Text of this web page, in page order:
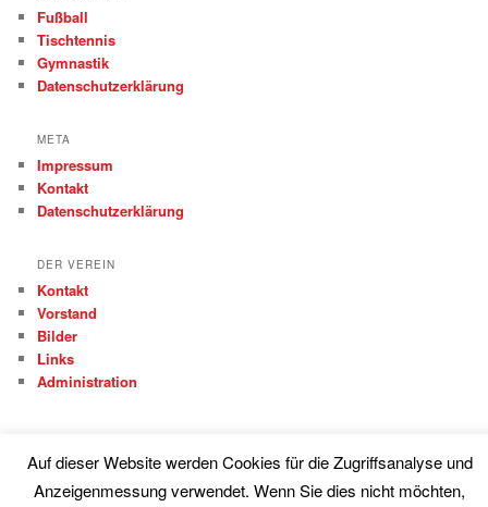
Fußball
Tischtennis
Gymnastik
Datenschutzerklärung
META
Impressum
Kontakt
Datenschutzerklärung
DER VEREIN
Kontakt
Vorstand
Bilder
Links
Administration
Proudly powered by WordPress
Auf dieser Website werden Cookies für die Zugriffsanalyse und
Anzeigenmessung verwendet. Wenn Sie dies nicht möchten,